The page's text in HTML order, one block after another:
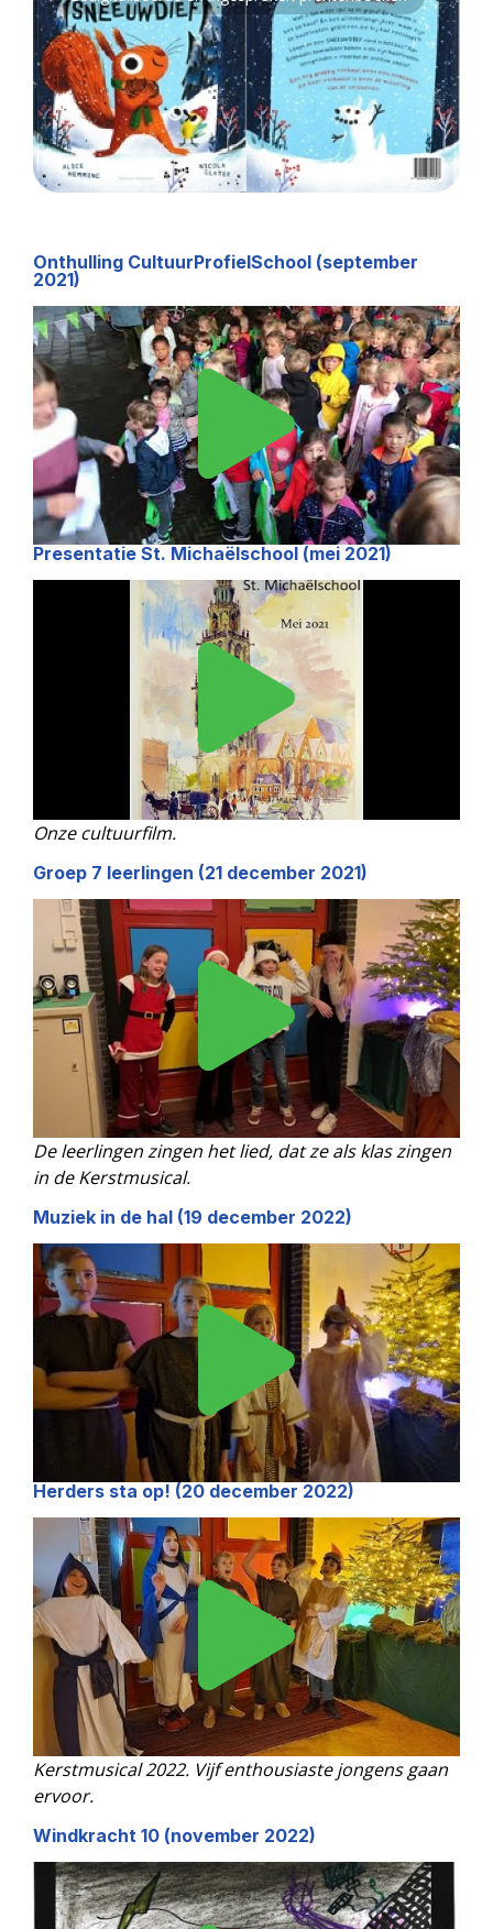
Onthulling CultuurProfielSchool (september
2021)
Presentatie St. Michaëlschool (mei 2021)
Onze cultuurfilm.
Groep 7 leerlingen (21 december 2021)
De leerlingen zingen het lied, dat ze als klas zingen
in de Kerstmusical.
Muziek in de hal (19 december 2022)
Herders sta op! (20 december 2022)
Kerstmusical 2022. Vijf enthousiaste jongens gaan
ervoor.
Windkracht 10 (november 2022)